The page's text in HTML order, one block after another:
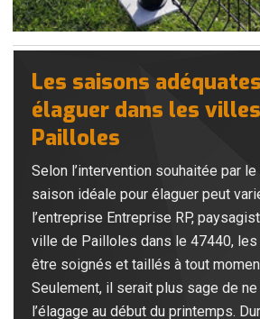
Les saisons
élaguer dans les
Pailloles
Selon l’intervention souhaitée par
saison idéale pour élaguer peut
l’entreprise Entreprise RP,
ville de Pailloles dans le 47440,
être soignés et taillés à tout
Seulement, il serait plus sage de
l’élagage au début du printemps.